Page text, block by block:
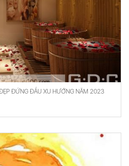
ĐỨNG ĐẦU XU HƯỚNG NĂM 2023